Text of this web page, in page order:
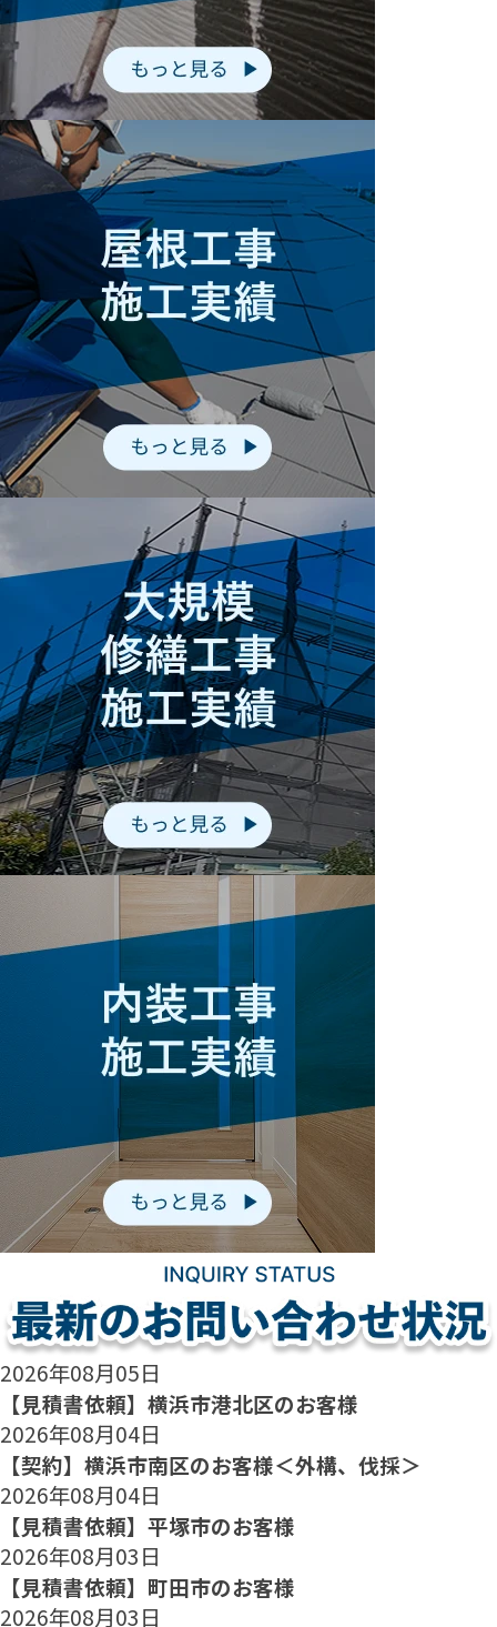
2026年08月05日
【見積書依頼】横浜市港北区のお客様
2026年08月04日
【契約】横浜市南区のお客様＜外構、伐採＞
2026年08月04日
【見積書依頼】平塚市のお客様
2026年08月03日
【見積書依頼】町田市のお客様
2026年08月03日